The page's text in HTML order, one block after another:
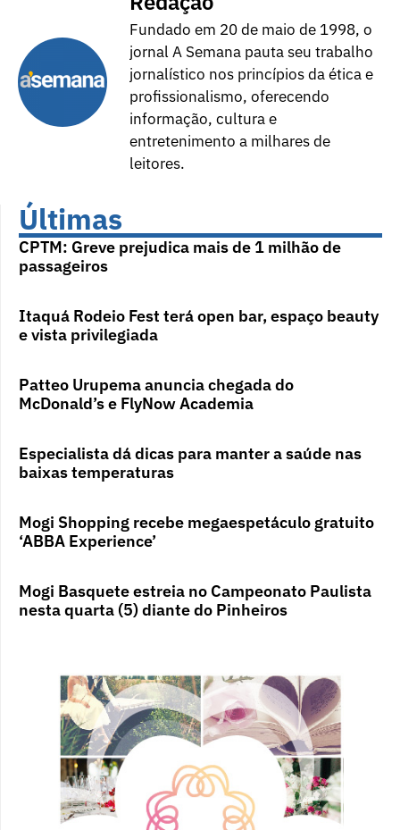
Fundado em 20 de maio de 1998, o
jornal A Semana pauta seu trabalho
jornalístico nos princípios da ética e
profissionalismo, oferecendo
informação, cultura e
entretenimento a milhares de
leitores.
Últimas
CPTM: Greve prejudica mais de 1 milhão de
passageiros
Itaquá Rodeio Fest terá open bar, espaço beauty
e vista privilegiada
Patteo Urupema anuncia chegada do
McDonald’s e FlyNow Academia
Especialista dá dicas para manter a saúde nas
baixas temperaturas
Mogi Shopping recebe megaespetáculo gratuito
‘ABBA Experience’
Mogi Basquete estreia no Campeonato Paulista
nesta quarta (5) diante do Pinheiros